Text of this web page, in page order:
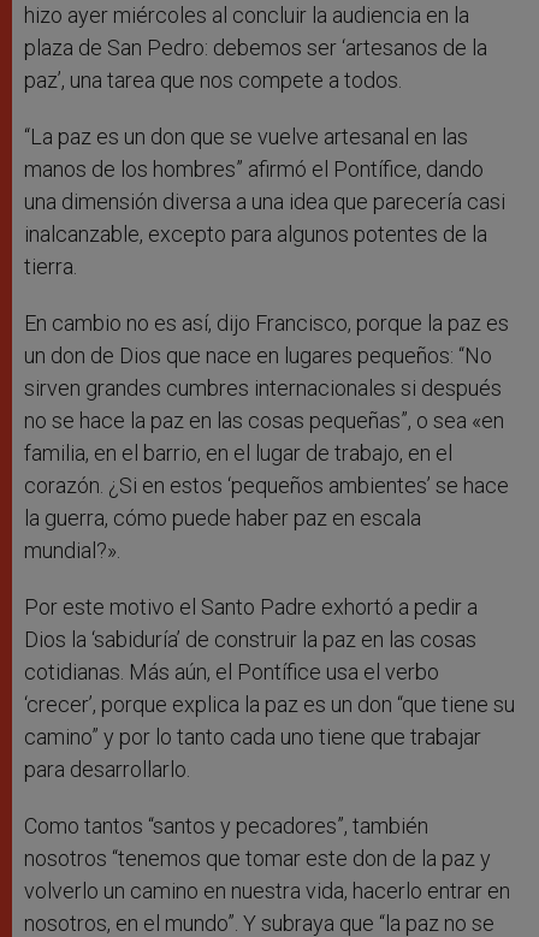
hizo ayer miércoles al concluir la audiencia en la
plaza de San Pedro: debemos ser ‘artesanos de la
paz’, una tarea que nos compete a todos.
“La paz es un don que se vuelve artesanal en las
manos de los hombres” afirmó el Pontífice, dando
una dimensión diversa a una idea que parecería casi
inalcanzable, excepto para algunos potentes de la
tierra.
En cambio no es así, dijo Francisco, porque la paz es
un don de Dios que nace en lugares pequeños: “No
sirven grandes cumbres internacionales si después
no se hace la paz en las cosas pequeñas”, o sea «en
familia, en el barrio, en el lugar de trabajo, en el
corazón. ¿Si en estos ‘pequeños ambientes’ se hace
la guerra, cómo puede haber paz en escala
mundial?».
Por este motivo el Santo Padre exhortó a pedir a
Dios la ‘sabiduría’ de construir la paz en las cosas
cotidianas. Más aún, el Pontífice usa el verbo
‘crecer’, porque explica la paz es un don “que tiene su
camino” y por lo tanto cada uno tiene que trabajar
para desarrollarlo.
Como tantos “santos y pecadores”, también
nosotros “tenemos que tomar este don de la paz y
volverlo un camino en nuestra vida, hacerlo entrar en
nosotros, en el mundo”. Y subraya que “la paz no se